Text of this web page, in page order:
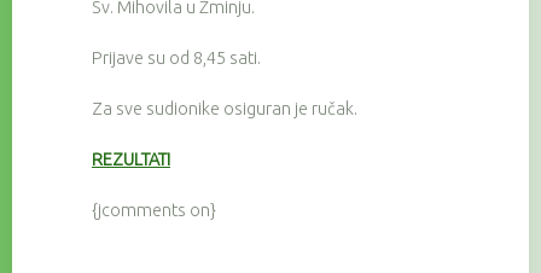
Sv. Mihovila u Žminju.
Prijave su od 8,45 sati.
Za sve sudionike osiguran je ručak.
REZULTATI
{jcomments on}